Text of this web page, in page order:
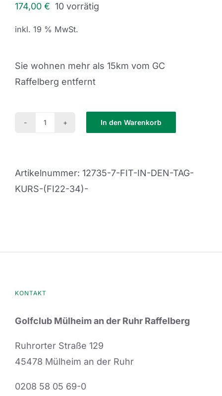
174,00 € 10 vorrätig
inkl. 19 % MwSt.
Sie wohnen mehr als 15km vom GC
Raffelberg entfernt
Tag
Kurs
In den Warenkorb
Artikelnummer: 12735-7-FIT-IN-DEN-TAG-
KURS-(FI22-34)-
KONTAKT
Golfclub Mülheim an der Ruhr Raffelberg
Ruhrorter Straße 129
45478 Mülheim an der Ruhr
0208 58 05 69-0